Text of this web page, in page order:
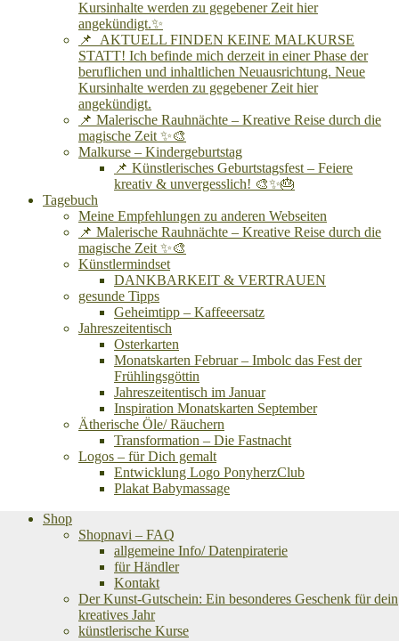
Kursinhalte werden zu gegebener Zeit hier
angekündigt.✨
📌 AKTUELL FINDEN KEINE MALKURSE
STATT! Ich befinde mich derzeit in einer Phase der
beruflichen und inhaltlichen Neuausrichtung. Neue
Kursinhalte werden zu gegebener Zeit hier
angekündigt.
📌 Malerische Rauhnächte – Kreative Reise durch die
magische Zeit ✨🎨
Malkurse – Kindergeburtstag
📌 Künstlerisches Geburtstagsfest – Feiere
kreativ & unvergesslich! 🎨✨🎂
Tagebuch
Meine Empfehlungen zu anderen Webseiten
📌 Malerische Rauhnächte – Kreative Reise durch die
magische Zeit ✨🎨
Künstlermindset
DANKBARKEIT & VERTRAUEN
gesunde Tipps
Geheimtipp – Kaffeeersatz
Jahreszeitentisch
Osterkarten
Monatskarten Februar – Imbolc das Fest der
Frühlingsgöttin
Jahreszeitentisch im Januar
Inspiration Monatskarten September
Ätherische Öle/ Räuchern
Transformation – Die Fastnacht
Logos – für Dich gemalt
Entwicklung Logo PonyherzClub
Plakat Babymassage
Shop
Shopnavi – FAQ
allgemeine Info/ Datenpiraterie
für Händler
Kontakt
Der Kunst-Gutschein: Ein besonderes Geschenk für dein
kreatives Jahr
künstlerische Kurse